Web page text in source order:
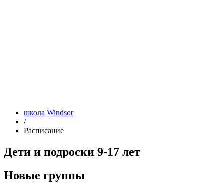
школа Windsor
/
Расписание
Дети и подроски 9-17 лет
Новые группы